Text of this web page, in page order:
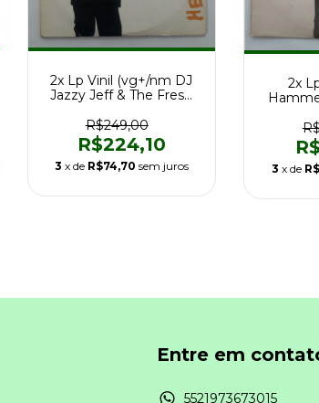
2x Lp Vinil (vg+/nm DJ
Jazzy Jeff & The Fresh
R$249,00
R$224,10
3 x de R$74,70 sem juros
2x
3 x de
Entre em
5521973673015